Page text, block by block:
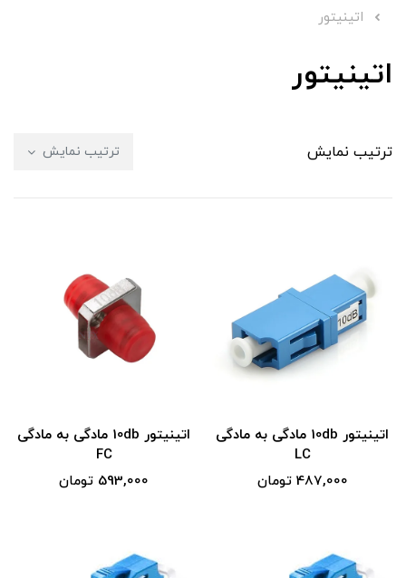
اتینیتور
اتینیتور
ترتیب نمایش ترتیب نمایش
اتینیتور 10db مادگی به مادگی
LC
487,000 تومان
اتینیتور 10db مادگی به مادگی
FC
593,000 تومان